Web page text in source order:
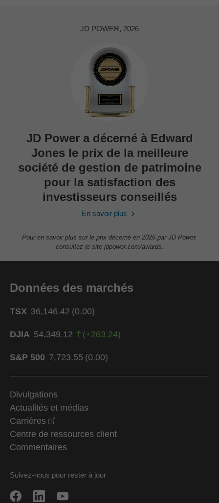
JD POWER, 2026
JD Power a décerné à Edward
Jones le prix de la meilleure
société de gestion de patrimoine
pour la satisfaction des
investisseurs conseillés
En savoir plus
Pour en savoir plus sur le prix décerné en 2026 par JD Power,
consultez le site jdpower.com/awards.
Données des marchés
TSX 36,146.42 (0.00)
DJIA 54,349.12 (+263.24)
S&P 500 7,723.55 (0.00)
Divulgations
Actualités et médias
Carrières
Centre de ressources client
Commentaires
Suivez-nous pour rester à jour